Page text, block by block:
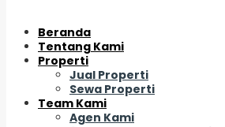
Beranda
Tentang Kami
Properti
Jual Properti
Sewa Properti
Team Kami
Agen Kami